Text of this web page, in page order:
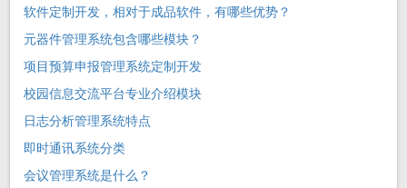
软件定制开发，相对于成品软件，有哪些优势？
元器件管理系统包含哪些模块？
项目预算申报管理系统定制开发
校园信息交流平台专业介绍模块
日志分析管理系统特点
即时通讯系统分类
会议管理系统是什么？